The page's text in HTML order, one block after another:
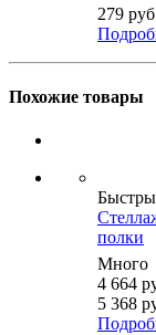
279
Похожие товары
полки
Много
4 664
5 368